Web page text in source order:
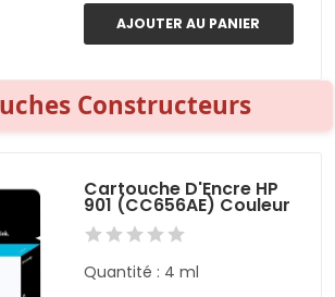
AJOUTER AU PANIER
Constructeurs
Cartouche D'Encre HP
901 (CC656AE) Couleur
Quantité : 4 ml